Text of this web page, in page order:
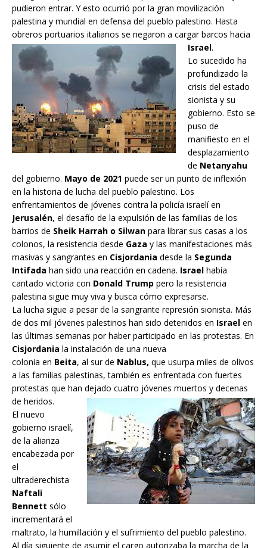
pudieron entrar. Y esto ocurrió por la gran movilización
palestina y mundial en defensa del pueblo palestino. Hasta
obreros portuarios italianos se negaron a cargar barcos hacia
Israel.
Lo sucedido ha
profundizado la
crisis del estado
sionista y su
gobierno. Esto se
puso de
manifiesto en el
desplazamiento
de Netanyahu
del gobierno. Mayo de 2021 puede ser un punto de inflexión
en la historia de lucha del pueblo palestino. Los
enfrentamientos de jóvenes contra la policía israelí en
Jerusalén, el desafío de la expulsión de las familias de los
barrios de Sheik Harrah o Silwan para librar sus casas a los
colonos, la resistencia desde Gaza y las manifestaciones más
masivas y sangrantes en Cisjordania desde la Segunda
Intifada han sido una reacción en cadena. Israel había
cantado victoria con Donald Trump pero la resistencia
palestina sigue muy viva y busca cómo expresarse.
La lucha sigue a pesar de la sangrante represión sionista. Más
de dos mil jóvenes palestinos han sido detenidos en Israel en
las últimas semanas por haber participado en las protestas. En
Cisjordania la instalación de una nueva
colonia en Beita, al sur de Nablus, que usurpa miles de olivos
a las familias palestinas, también es enfrentada con fuertes
protestas que han dejado cuatro jóvenes muertos y decenas
de heridos.
El nuevo
gobierno israelí,
de la alianza
encabezada por
el
ultraderechista
Naftali
Bennett sólo
incrementará el
maltrato, la humillación y el sufrimiento del pueblo palestino.
Al día siguiente de asumir el cargo autorizaba la marcha de la